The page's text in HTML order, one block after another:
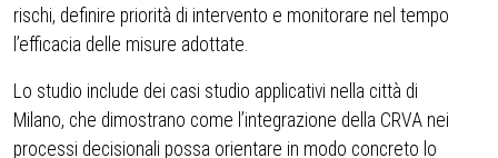
rischi, definire priorità di intervento e monitorare nel tempo
l’efficacia delle misure adottate.
Lo studio include dei casi studio applicativi nella città di
Milano, che dimostrano come l’integrazione della CRVA nei
processi decisionali possa orientare in modo concreto lo